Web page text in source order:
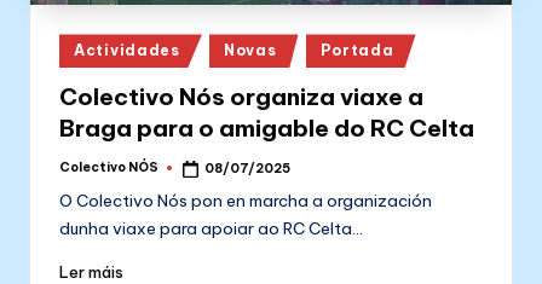
Posted
in
Actividades Novas Portada
Colectivo Nós organiza viaxe a
Braga para o amigable do RC Celta
Posted
Colectivo NÓS 08/07/2025
O Colectivo Nós pon en marcha a organización
dunha viaxe para apoiar ao RC Celta…
Ler máis